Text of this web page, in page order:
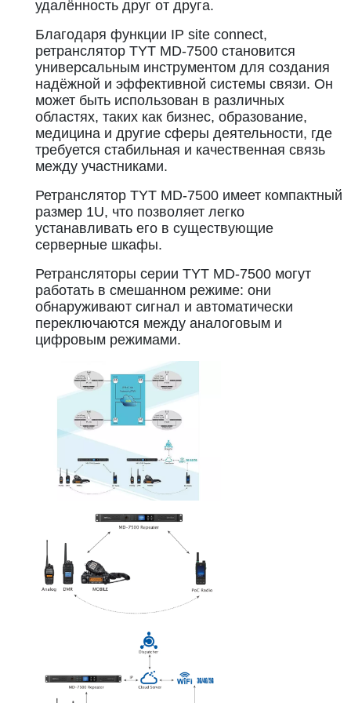
удалённость друг от друга.
Благодаря функции IP site connect,
ретранслятор TYT MD-7500 становится
универсальным инструментом для создания
надёжной и эффективной системы связи. Он
может быть использован в различных
областях, таких как бизнес, образование,
медицина и другие сферы деятельности, где
требуется стабильная и качественная связь
между участниками.
Ретранслятор TYT MD-7500 имеет компактный
размер 1U, что позволяет легко
устанавливать его в существующие
серверные шкафы.
Ретрансляторы серии TYT MD-7500 могут
работать в смешанном режиме: они
обнаруживают сигнал и автоматически
переключаются между аналоговым и
цифровым режимами.